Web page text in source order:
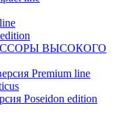
ВЫСОКОГО
Premium line
Poseidon edition